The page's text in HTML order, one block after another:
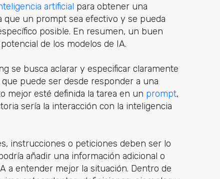
artificial para obtener una
que un prompt sea efectivo y se pueda
posible. En resumen, un buen
de los modelos de IA.
se busca aclarar y especificar claramente
puede ser desde responder a una
mejor esté definida la tarea en un prompt,
sería la interacción con la inteligencia
instrucciones o peticiones deben ser lo
añadir una información adicional o
a entender mejor la situación. Dentro de